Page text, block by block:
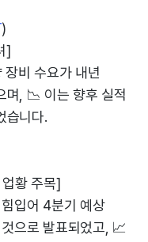
)
]
장비 수요가 내년
며, 📉 이는 향후 실적
습니다.
황 주목]
입어 4분기 예상
으로 발표되었고, 📈